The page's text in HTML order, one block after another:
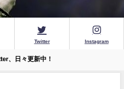
Twitter Instagram
、日々更新中！